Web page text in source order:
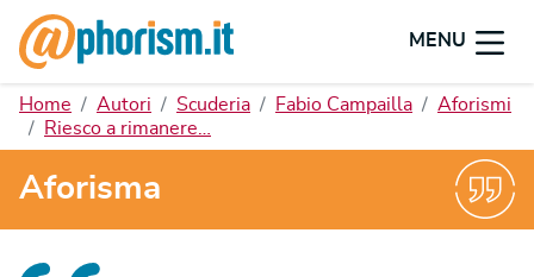
MENU
Home Autori Scuderia Fabio Campailla
Aforismi
Riesco a rimanere…
Aforisma